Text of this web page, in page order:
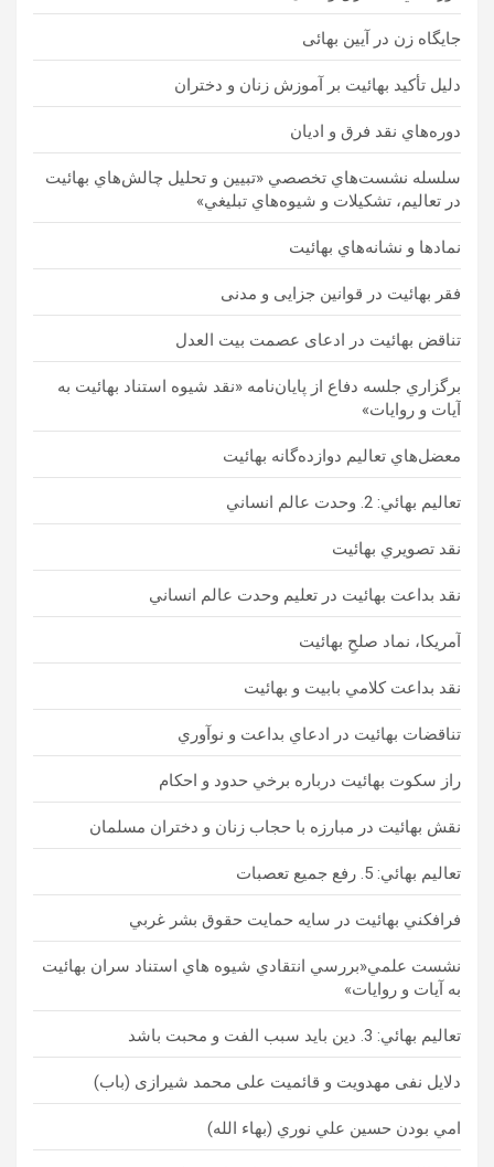
جايگاه زن در آیین بهائی
دليل تأكيد بهائيت بر آموزش زنان و دختران
دوره‌هاي نقد فرق و اديان
سلسله نشست‌هاي تخصصي «تبيين و تحليل چالش‌هاي بهائيت
در تعاليم، تشكيلات و شيوه‌هاي تبليغي»
نمادها و نشانه‌هاي بهائيت
فقر بهائیت در قوانين جزایی و مدنی
تناقض بهائیت در ادعای عصمت بیت العدل
برگزاري جلسه دفاع از پايان‌نامه «نقد شيوه استناد بهائيت به
آيات و روايات»
معضل‌هاي تعاليم دوازده‌گانه بهائيت
تعاليم بهائي: 2. وحدت عالم انساني
نقد تصويري بهائيت
نقد بداعت بهائيت در تعليم وحدت عالم انساني
آمريكا، نماد صلحِ بهائيت
نقد بداعت كلامي بابيت و بهائيت
تناقضات بهائيت در ادعاي بداعت و نوآوري
راز سكوت بهائيت درباره برخي حدود و احكام
نقش بهائیت در مبارزه با حجاب زنان و دختران مسلمان
تعاليم بهائي: 5. رفع جميع تعصبات
فرافكني بهائيت در سايه حمايت حقوق بشر غربي
نشست علمي«بررسي انتقادي شيوه هاي استناد سران بهائيت
به آيات و روايات»
تعاليم بهائي: 3. دین باید سبب الفت و محبت باشد
دلایل نفی مهدویت و قائمیت علی محمد شیرازی (باب)
امي بودن حسين علي نوري (بهاء الله)